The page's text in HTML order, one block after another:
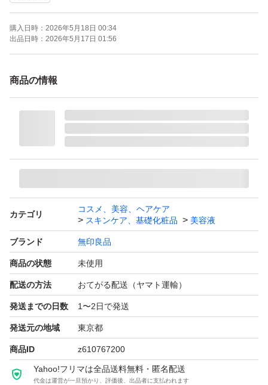
よろしくお願いいたします。
購入日時： 2026年5月18日 00:34
出品日時： 2026年5月17日 01:56
商品の情報
カテゴリ
コスメ、美容、ヘアケア
スキンケア、基礎化粧品
美容液
ブランド 無印良品
商品の状態 未使用
配送の方法 おてがる配送（ヤマト運輸）
発送までの日数 1〜2日で発送
発送元の地域 東京都
商品ID z610767200
Yahoo!フリマは全品送料無料・匿名配送
代金は運営が一旦預かり、評価後、出品者に支払われます